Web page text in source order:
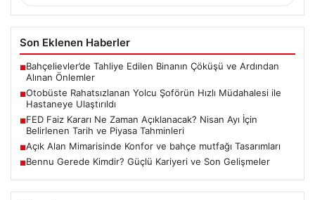
Son Eklenen Haberler
■Bahçelievler’de Tahliye Edilen Binanın Çöküşü ve Ardından
Alınan Önlemler
■Otobüste Rahatsızlanan Yolcu Şoförün Hızlı Müdahalesi ile
Hastaneye Ulaştırıldı
■FED Faiz Kararı Ne Zaman Açıklanacak? Nisan Ayı İçin
Belirlenen Tarih ve Piyasa Tahminleri
■Açık Alan Mimarisinde Konfor ve bahçe mutfağı Tasarımları
■Bennu Gerede Kimdir? Güçlü Kariyeri ve Son Gelişmeler